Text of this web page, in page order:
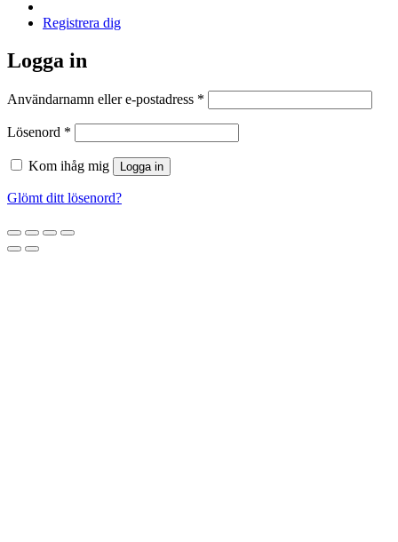
Registrera dig
Logga in
Användarnamn eller e-postadress *
Lösenord *
Kom ihåg mig Logga in
Glömt ditt lösenord?